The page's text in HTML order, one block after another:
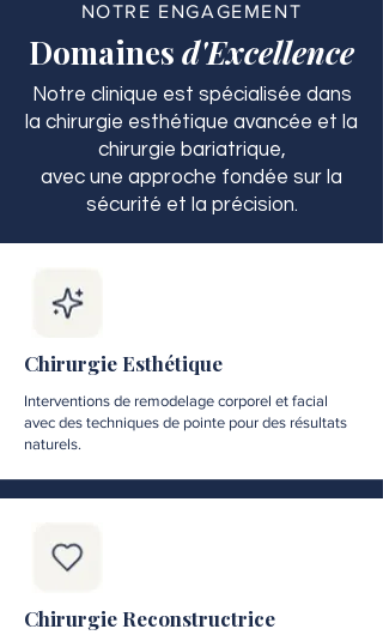
NOTRE ENGAGEMENT
Domaines d'Excellence
Notre clinique est spécialisée dans
la chirurgie esthétique avancée et la
chirurgie bariatrique,
avec une approche fondée sur la
sécurité et la précision.
Chirurgie Esthétique
Interventions de remodelage corporel et facial
avec des techniques de pointe pour des résultats
naturels.
Chirurgie Reconstructrice